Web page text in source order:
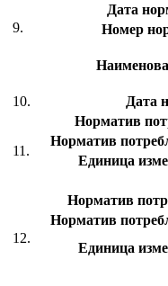
9.
Дата
Номер
10. Дата
11.
Норматив
Норматив
Единица
12.
Норматив
Норматив
Единица